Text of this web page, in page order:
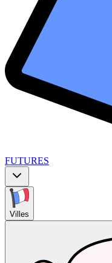
FUTURES
Villes